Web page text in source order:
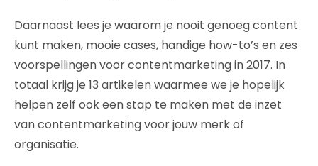
Daarnaast lees je waarom je nooit genoeg content
kunt maken, mooie cases, handige how-to’s en zes
voorspellingen voor contentmarketing in 2017. In
totaal krijg je 13 artikelen waarmee we je hopelijk
helpen zelf ook een stap te maken met de inzet
van contentmarketing voor jouw merk of
organisatie.